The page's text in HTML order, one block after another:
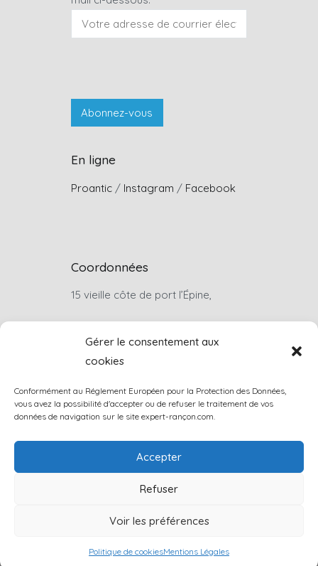
Gérer le consentement aux
cookies
Conformément au Réglement Européen pour la Protection des Données,
vous avez la possibilité d'accepter ou de refuser le traitement de vos
données de navigation sur le site expert-rançon.com.
Accepter
Refuser
Voir les préférences
Politique de cookiesMentions Légales
En ligne
Proantic / Instagram / Facebook
Coordonnées
15 vieille côte de port l’Épine,
Sur rendez-vous uniquement
louis.rancon@wanadoo.fr
+33(0)6 07 46 74 57
Contactez-nous
Copyright © 2023Louis Rancon